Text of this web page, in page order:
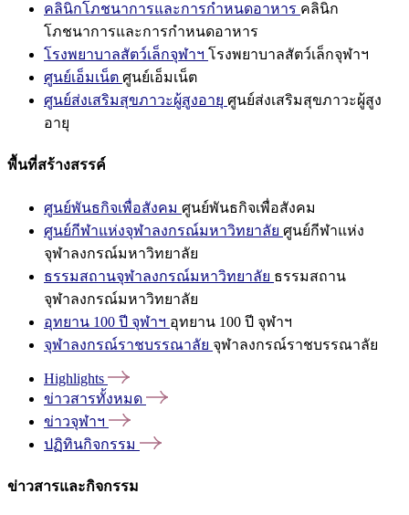
คลินิกโภชนาการและการกำหนดอาหาร คลินิก
โภชนาการและการกำหนดอาหาร
โรงพยาบาลสัตว์เล็กจุฬาฯ โรงพยาบาลสัตว์เล็กจุฬาฯ
ศูนย์เอ็มเน็ต ศูนย์เอ็มเน็ต
ศูนย์ส่งเสริมสุขภาวะผู้สูงอายุ ศูนย์ส่งเสริมสุขภาวะผู้สูง
อายุ
พื้นที่สร้างสรรค์
ศูนย์พันธกิจเพื่อสังคม ศูนย์พันธกิจเพื่อสังคม
ศูนย์กีฬาแห่งจุฬาลงกรณ์มหาวิทยาลัย ศูนย์กีฬาแห่ง
จุฬาลงกรณ์มหาวิทยาลัย
ธรรมสถานจุฬาลงกรณ์มหาวิทยาลัย ธรรมสถาน
จุฬาลงกรณ์มหาวิทยาลัย
อุทยาน 100 ปี จุฬาฯ อุทยาน 100 ปี จุฬาฯ
จุฬาลงกรณ์ราชบรรณาลัย จุฬาลงกรณ์ราชบรรณาลัย
Highlights
ข่าวสารทั้งหมด
ข่าวจุฬาฯ
ปฏิทินกิจกรรม
ข่าวสารและกิจกรรม